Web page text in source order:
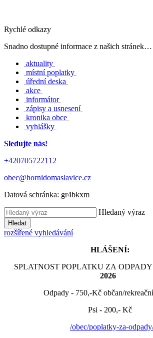
Rychlé odkazy
Snadno dostupné informace z našich stránek…
aktuality
místní poplatky
úřední deska
akce
informátor
zápisy a usnesení
kronika obce
vyhlášky
Sledujte nás!
+420705722112
obec@hornidomaslavice.cz
Datová schránka: gr4bkxm
Hledaný výraz
Hledat
rozšířené vyhledávání
HLÁŠENÍ:
SPLATNOST POPLATKU ZA ODPADY
2026
Odpady - 750,-Kč občan/
Psi - 200,- Kč
/obec/poplatky-za-